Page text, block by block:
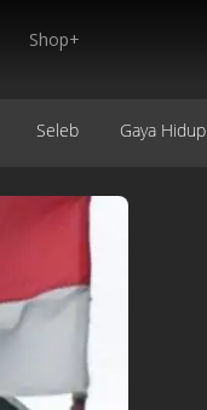
Shop+
Seleb Gaya Hidup